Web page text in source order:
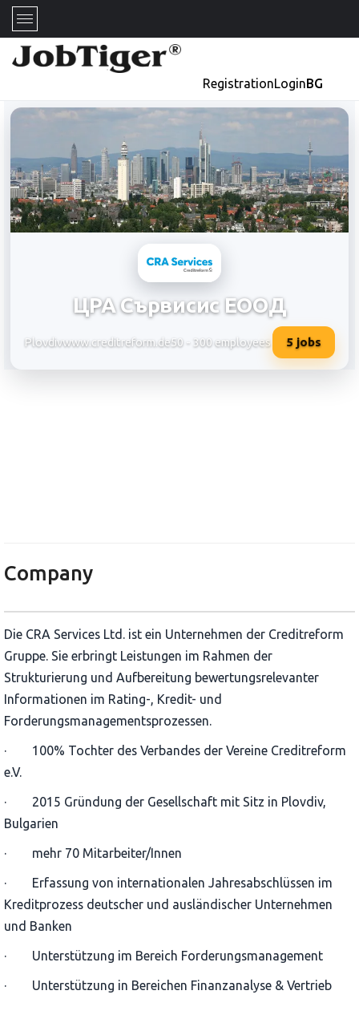
RegistrationLoginBG
ЦРА Сървисис ЕООД
Plovdivwww.creditreform.de50 - 300 employees 5 jobs
Company
Die CRA Services Ltd. ist ein Unternehmen der Creditreform
Gruppe. Sie erbringt Leistungen im Rahmen der
Strukturierung und Aufbereitung bewertungsrelevanter
Informationen im Rating-, Kredit- und
Forderungsmanagementsprozessen.
· 100% Tochter des Verbandes der Vereine Creditreform
e.V.
· 2015 Gründung der Gesellschaft mit Sitz in Plovdiv,
Bulgarien
· mehr 70 Mitarbeiter/Innen
· Erfassung von internationalen Jahresabschlüssen im
Kreditprozess deutscher und ausländischer Unternehmen
und Banken
· Unterstützung im Bereich Forderungsmanagement
· Unterstützung in Bereichen Finanzanalyse & Vertrieb